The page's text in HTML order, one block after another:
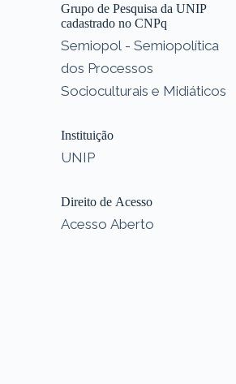
Grupo de Pesquisa da UNIP
cadastrado no CNPq
Semiopol - Semiopolítica
dos Processos
Socioculturais e Midiáticos
Instituição
UNIP
Direito de Acesso
Acesso Aberto